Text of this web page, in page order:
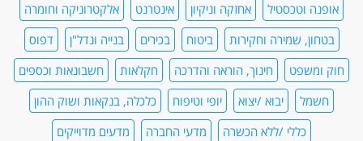
אופנה וטכסטיל
אחזקה וניקיון אינטרנט
אלקטרוניקה וחומרה
בטחון, שמירה וחקירות
ביטוח בכירים בנייה ונדל"ן
דפוס
חוק ומשפט
חינוך, הוראה והדרכה חקלאות
חשבונאות וכספים
חשמל
יבוא /יצוא יופי וטיפוח
כלכלה, בנקאות ושוק ההון
כללי /ללא הכשרה
מדעי החברה
מדעים מדוייקים